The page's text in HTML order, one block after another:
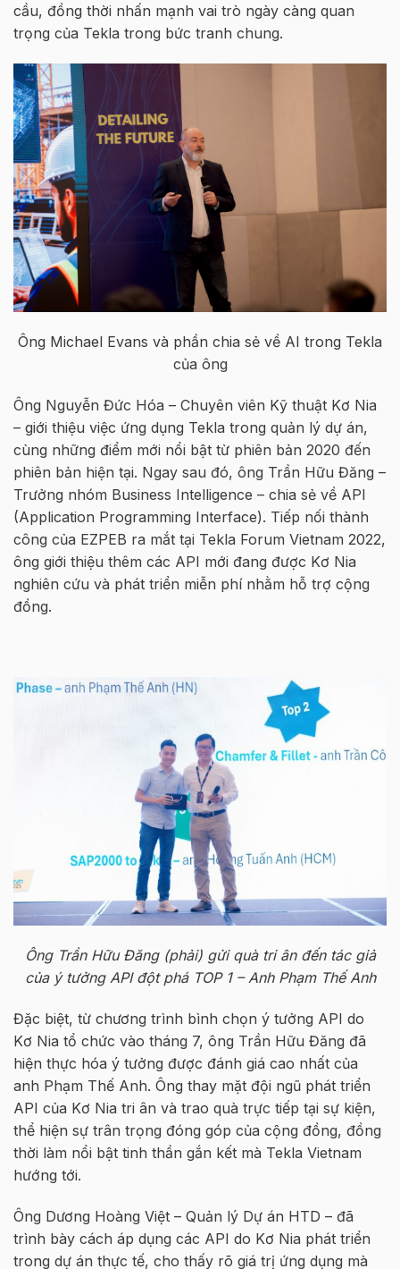
cầu, đồng thời nhấn mạnh vai trò ngày càng quan
trọng của Tekla trong bức tranh chung.
Ông Michael Evans và phần chia sẻ về AI trong Tekla
của ông
Ông Nguyễn Đức Hóa – Chuyên viên Kỹ thuật Kơ Nia
– giới thiệu việc ứng dụng Tekla trong quản lý dự án,
cùng những điểm mới nổi bật từ phiên bản 2020 đến
phiên bản hiện tại. Ngay sau đó, ông Trần Hữu Đăng –
Trưởng nhóm Business Intelligence – chia sẻ về API
(Application Programming Interface). Tiếp nối thành
công của EZPEB ra mắt tại Tekla Forum Vietnam 2022,
ông giới thiệu thêm các API mới đang được Kơ Nia
nghiên cứu và phát triển miễn phí nhằm hỗ trợ cộng
đồng.
Ông Trần Hữu Đăng (phải) gửi quà tri ân đến tác giả
của ý tưởng API đột phá TOP 1 – Anh Phạm Thế Anh
Đặc biệt, từ chương trình bình chọn ý tưởng API do
Kơ Nia tổ chức vào tháng 7, ông Trần Hữu Đăng đã
hiện thực hóa ý tưởng được đánh giá cao nhất của
anh Phạm Thế Anh. Ông thay mặt đội ngũ phát triển
API của Kơ Nia tri ân và trao quà trực tiếp tại sự kiện,
thể hiện sự trân trọng đóng góp của cộng đồng, đồng
thời làm nổi bật tinh thần gắn kết mà Tekla Vietnam
hướng tới.
Ông Dương Hoàng Việt – Quản lý Dự án HTD – đã
trình bày cách áp dụng các API do Kơ Nia phát triển
trong dự án thực tế, cho thấy rõ giá trị ứng dụng mà